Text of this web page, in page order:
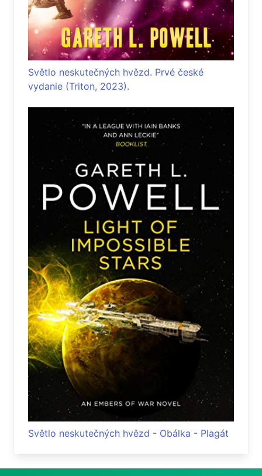
Světlo neskutečných hvězd. Prvé české
vydanie (Triton, 2023).
Světlo neskutečných hvězd - Obálka - Plagát